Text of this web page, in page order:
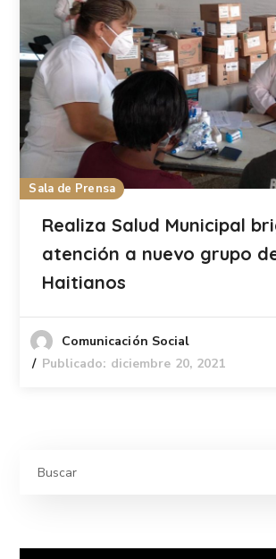
Sala de Prensa
Realiza Salud Municipal
atención a nuevo grupo
Haitianos
Comunicación Social
Publicado: diciembre 20, 2021